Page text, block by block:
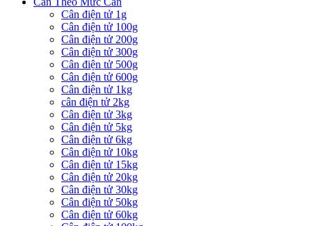
Cân điện tử 1g
Cân điện tử 100g
Cân điện tử 200g
Cân điện tử 300g
Cân điện tử 500g
Cân điện tử 600g
Cân điện tử 1kg
cân điện tử 2kg
Cân điện tử 3kg
Cân điện tử 5kg
Cân điện tử 6kg
Cân điện tử 10kg
Cân điện tử 15kg
Cân điện tử 20kg
Cân điện tử 30kg
Cân điện tử 50kg
Cân điện tử 60kg